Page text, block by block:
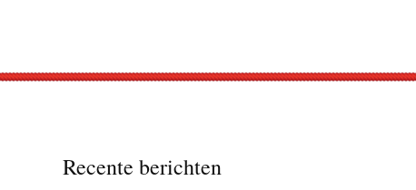
Recente berichten